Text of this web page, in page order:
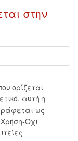
στην
ορίζεται
αυτή η
ως
Όχι